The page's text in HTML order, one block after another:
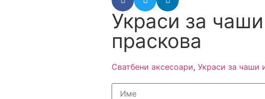
Украси за
праскова
Сватбени аксесоари, Украси за чаши